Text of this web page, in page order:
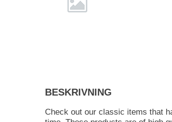
BESKRIVNING
Check out our classic items that